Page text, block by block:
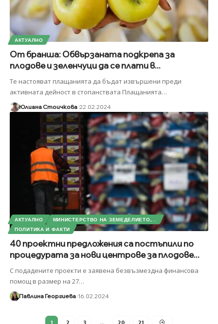
АКТУАЛНО
От бранша: Обвързаната подкрепа за
плодове и зеленчуци да се плати в...
Те настояват плащанията да бъдат извършени преди
активната дейност в стопанствата Плащанията…
Юлиана Стоичкова 22.02.2024
АКТУАЛНО
МИНИСТЕРСТВО НА ЗЕМЕДЕЛИЕТО,...
ПОЛИТИКА И ФАКТИ
40 проектни предложения са постъпили по
процедурата за нови центрове за плодове...
С подадените проекти е заявена безвъзмездна финансова
помощ в размер на 27…
Павлина Георгиева 16.02.2024
1 2 3 … 20 21